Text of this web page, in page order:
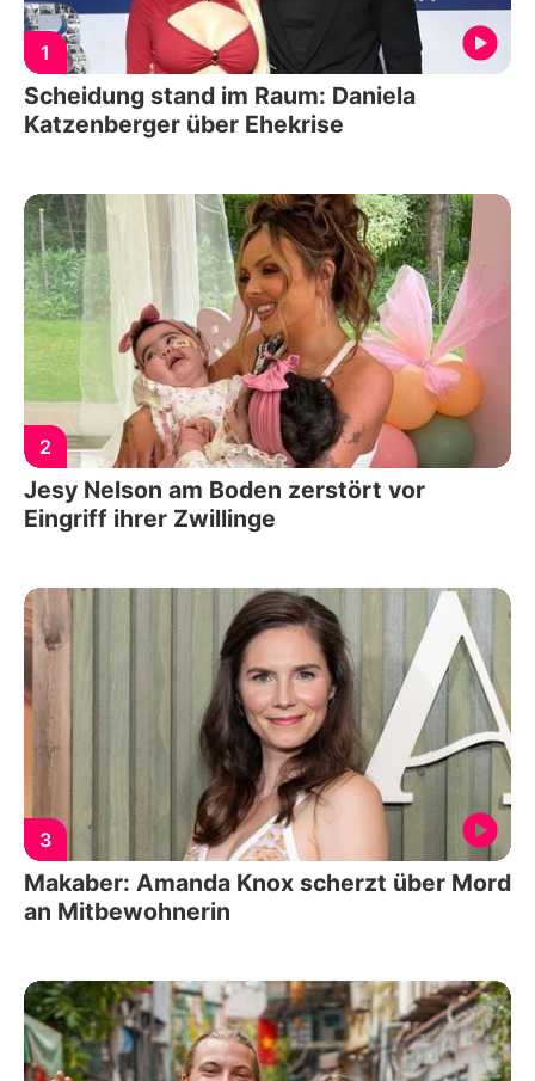
1
Scheidung stand im Raum: Daniela
Katzenberger über Ehekrise
2
Jesy Nelson am Boden zerstört vor
Eingriff ihrer Zwillinge
3
Makaber: Amanda Knox scherzt über Mord
an Mitbewohnerin